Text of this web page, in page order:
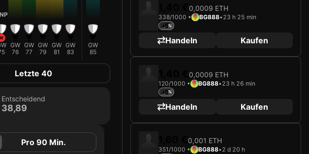
GW
76
GW
77
GW
79
GW
81
GW
83
GW
85
Letzte 40
Entscheidend
38,89
Pro 90 Min.
0,0009 ETH
338/1000 • BG888•23 h 25 min
+5
Handeln Kaufen
0,0009 ETH
120/1000 • BG888•23 h 26 min
+5
Handeln Kaufen
0,001 ETH
351/1000 • BG888•2 d 20 h